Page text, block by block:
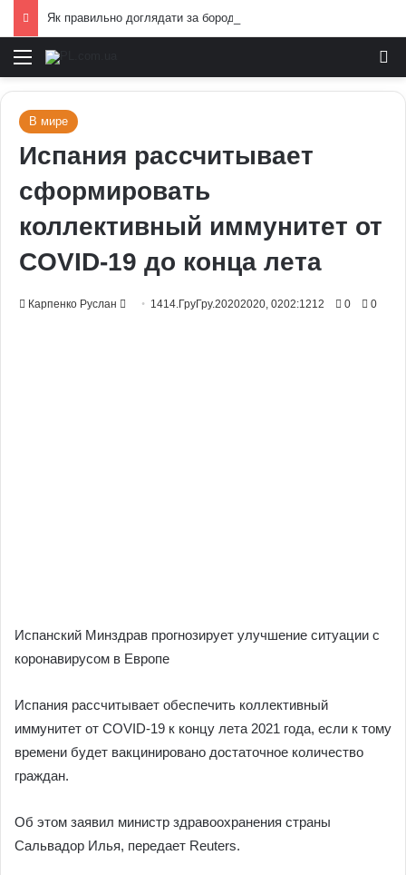
Меню
В мире
Испания рассчитывает
сформировать
коллективный иммунитет от
COVID-19 до конца лета
Карпенко Руслан
Send 1414.ГруГру.20202020, 0202:1212 0 0
Испанский Минздрав прогнозирует улучшение ситуации с
коронавирусом в Европе
Испания рассчитывает обеспечить коллективный
иммунитет от COVID-19 к концу лета 2021 года, если к тому
времени будет вакцинировано достаточное количество
граждан.
Об этом заявил министр здравоохранения страны
Сальвадор Илья, передает Reuters.